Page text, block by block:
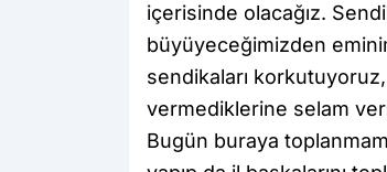
içerisinde olacağız.
büyüyeceğimizden
sendikaları
vermediklerine selam
Bugün buraya